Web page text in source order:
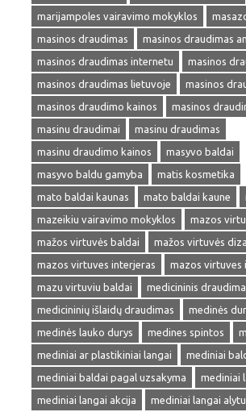
marijampoles vairavimo mokyklos
masinos draudimas
masinos draudimas
masinos draudimas internetu
masinos
masinos draudimas lietuvoje
masinos
masinos draudimo kainos
masinos
masinu draudimai
masinu draudimas
masinu draudimo kainos
masyvo baldai
masyvo baldu gamyba
matis kosmetika
mato baldai kaunas
mato baldai kaune
mazeikiu vairavimo mokyklos
mazos
mažos virtuvės baldai
mažos virtuvės
mazos virtuves interjeras
mazos virtuves
mazu virtuviu baldai
medicininis
medicininių išlaidų draudimas
medinės
medinės lauko durys
medines spintos
mediniai ar plastikiniai langai
mediniai
mediniai baldai pagal uzsakyma
mediniai
mediniai langai akcija
mediniai langai